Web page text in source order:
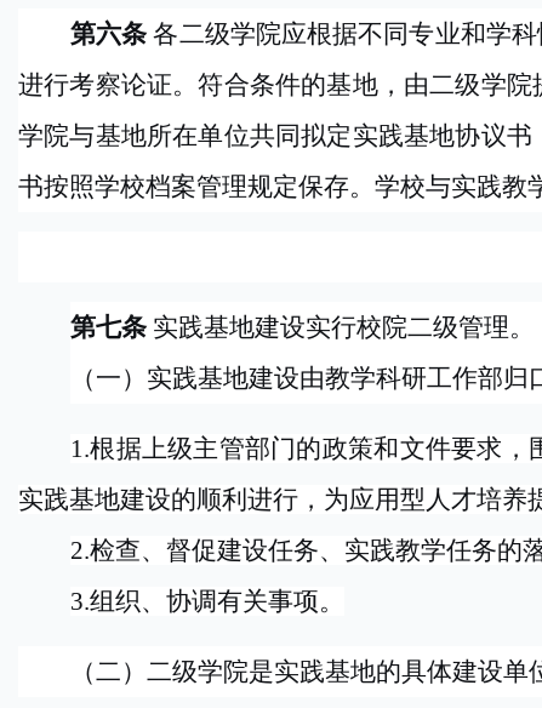
第六条 各二级学院应根据不同专业和学
进行考察论证。符合条件的基地，由二级学
学院与基地所在单位共同拟定实践基地协议
书按照学校档案管理规定保存。学校与实践教
第七条 实践基地建设实行校院二级管理。
（一）实践基地建设由教学科研工作部归
1.根据上级主管部门的政策和文件要求
实践基地建设的顺利进行，为应用型人才培养
2.检查、督促建设任务、实践教学任务的落
3.组织、协调有关事项。
（二）二级学院是实践基地的具体建设单